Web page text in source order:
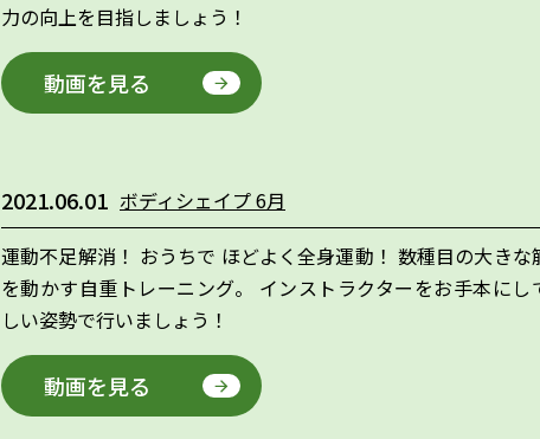
力の向上を目指しましょう！
動画を見る
2021.06.01 ボディシェイプ 6月
運動不足解消！ おうちで ほどよく全身運動！ 数種目の大きな
を動かす自重トレーニング。 インストラクターをお手本にし
しい姿勢で行いましょう！
動画を見る